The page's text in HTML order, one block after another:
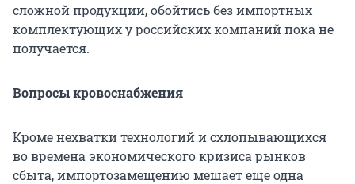
сложной продукции, обойтись без импортных
комплектующих у российских компаний пока не
получается.
Вопросы кровоснабжения
Кроме нехватки технологий и схлопывающихся
во времена экономического кризиса рынков
сбыта, импортозамещению мешает еще одна